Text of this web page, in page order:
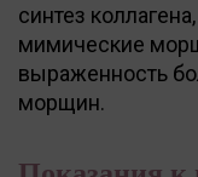
синтез
мимические
выраженность
морщин.